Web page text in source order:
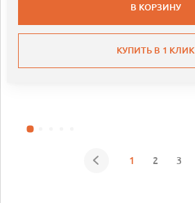
В КОРЗИНУ
КУПИТЬ В 1 КЛИК
1 2 3